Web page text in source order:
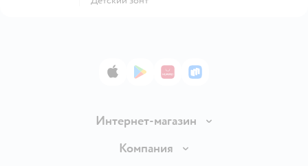
App StoreGoogle Play
AppGallery
RuStore
Интернет-магазин
Доставка и оплата
Компания